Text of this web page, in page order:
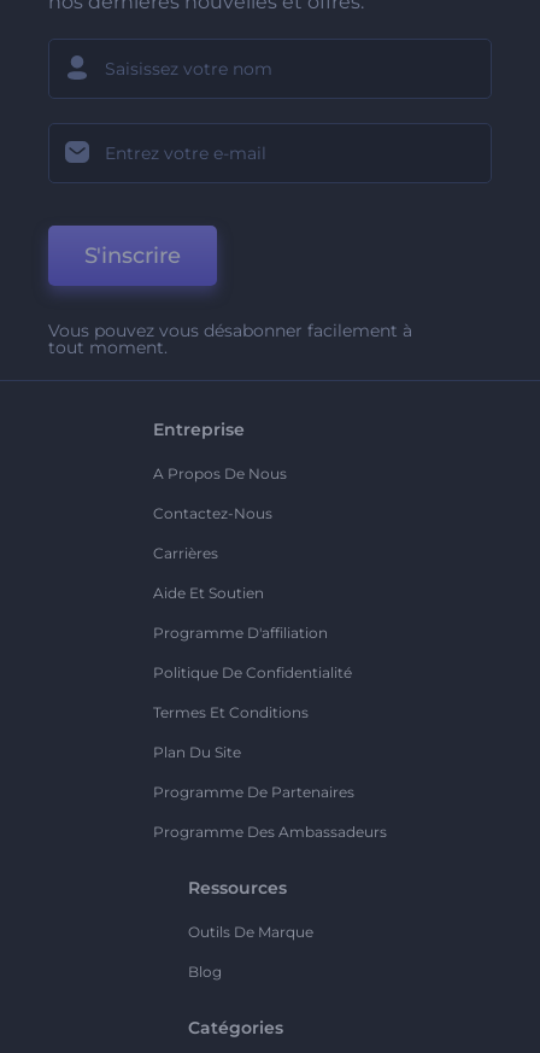
S'inscrire
Vous pouvez vous désabonner facilement à
tout moment.
Entreprise
A Propos De Nous
Contactez-Nous
Carrières
Aide Et Soutien
Programme D'affiliation
Politique De Confidentialité
Termes Et Conditions
Plan Du Site
Programme De Partenaires
Programme Des Ambassadeurs
Ressources
Outils De Marque
Blog
Catégories